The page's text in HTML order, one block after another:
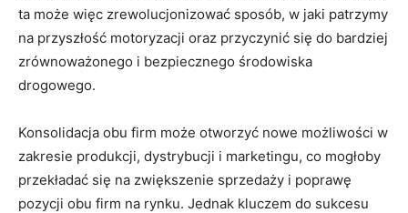
ta może więc⁣ zrewolucjonizować sposób,‌ w ‌jaki patrzymy
na przyszłość motoryzacji oraz przyczynić się do bardziej
zrównoważonego i bezpiecznego środowiska ​
drogowego.
Konsolidacja obu ⁢firm może⁢ otworzyć nowe możliwości w
​zakresie produkcji, dystrybucji i marketingu, co mogłoby
przekładać się na zwiększenie sprzedaży⁤ i⁤ poprawę
pozycji obu firm na ​rynku. Jednak kluczem do sukcesu